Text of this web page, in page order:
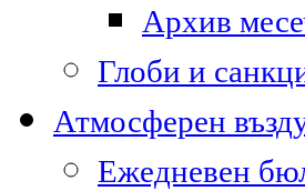
Архив
Глоби и
Атмосферен
Ежедневен